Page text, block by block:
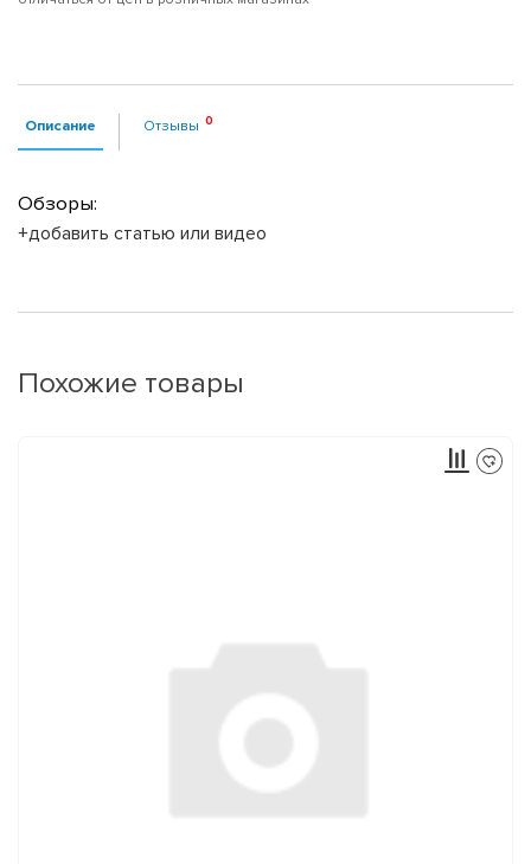
Описание Отзывы
Обзоры:
+добавить статью или видео
Похожие товары